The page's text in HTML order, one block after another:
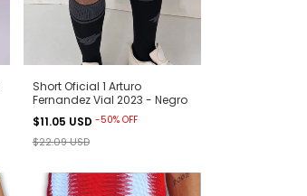
Short Oficial 1 Arturo
Fernandez Vial 2023 - Negro
$11.05 USD -50% OFF
$22.09 USD